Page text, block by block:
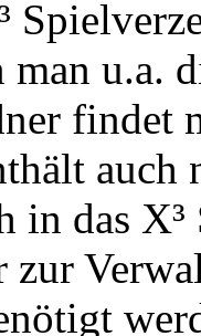
u.a.
findet
auch
in das
zur